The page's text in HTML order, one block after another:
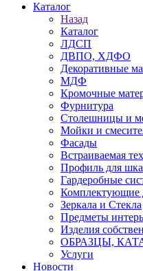
Каталог
Назад
Каталог
ЛДСП
ДВПО, ХДФО
Декоративные
МДФ
Кромочные
Фурнитура
Столешницы и
Мойки и
Фасады
Встраиваемая
Профиль для
Гардеробные
Комплектующие
Зеркала и Стекла
Предметы
Изделия
ОБРАЗЦЫ,
Услуги
Новости